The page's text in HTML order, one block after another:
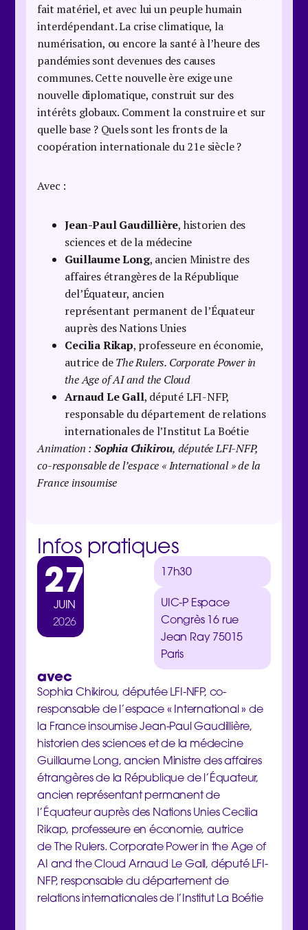
fait matériel, et avec lui un peuple humain
interdépendant. La crise climatique, la
numérisation, ou encore la santé à l’heure des
pandémies sont devenues des causes
communes. Cette nouvelle ère exige une
nouvelle diplomatique, construit sur des
intérêts globaux. Comment la construire et sur
quelle base ? Quels sont les fronts de la
coopération internationale du 21e siècle ?
Avec :
Jean-Paul Gaudillière, historien des
sciences et de la médecine
Guillaume Long, ancien Ministre des
affaires étrangères de la République
del’Équateur, ancien
représentant permanent de l’Équateur
auprès des Nations Unies
Cecilia Rikap, professeure en économie,
autrice deThe Rulers. Corporate Power in
the Age of AI and the Cloud
Arnaud Le Gall, député LFI-NFP,
responsable du département de relations
internationales de l’Institut La Boétie
Animation :Sophia Chikirou, députée LFI-NFP,
co-responsable de l’espace « International » de la
France insoumise
Infos pratiques
27
JUIN
2026
17h30
UIC-P Espace
Congrès 16 rue
Jean Ray 75015
Paris
avec
Sophia Chikirou, députée LFI-NFP, co-
responsable de l’espace « International » de
la France insoumise Jean-Paul Gaudillière,
historien des sciences et de la médecine
Guillaume Long, ancien Ministre des affaires
étrangères de la République de l’Équateur,
ancien représentant permanent de
l’Équateur auprès des Nations Unies Cecilia
Rikap, professeure en économie, autrice
de The Rulers. Corporate Power in the Age of
AI and the Cloud Arnaud Le Gall, député LFI-
NFP, responsable du département de
relations internationales de l’Institut La Boétie